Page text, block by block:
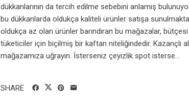
dükkanlarının da tercih edilme sebebini anlamış
bu dükkanlarda oldukça kaliteli ürünler satışa
oldukça az olan ürünler barındıran bu mağazalar,
tüketiciler için biçilmiş bir kaftan niteliğindedir. Kazançlı
mağazamıza uğrayın. İsterseniz çeyizlik spot isterse...
SHARE